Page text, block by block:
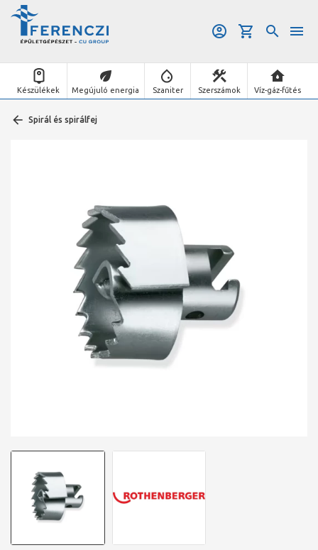
Készülékek Megújuló energia Szaniter Szerszámok Víz-gáz-fűtés
Spirál és spirálfej